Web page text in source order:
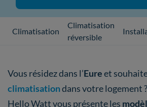
Climatisation
Climatisation
réversible
Vous résidez dans l’Eureet
climatisationdans votre logement
Hello Watt vous présente les